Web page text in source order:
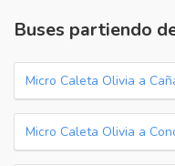
Buses partiendo
Micro Caleta Olivia a
Micro Caleta Olivia a